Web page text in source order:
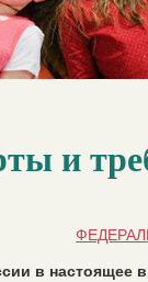
и
в настоящее